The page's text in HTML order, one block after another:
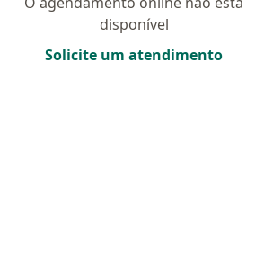
disponível
Solicite um atendimento